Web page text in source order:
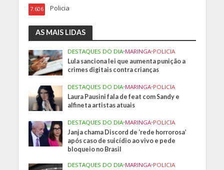
Policia
7.606
AS MAIS LIDAS
DESTAQUES DO DIA•MARINGA•POLICIA
Lula sanciona lei que aumenta punição a
crimes digitais contra crianças
DESTAQUES DO DIA•MARINGA•POLICIA
Laura Pausini fala de feat com Sandy e
alfineta artistas atuais
DESTAQUES DO DIA•MARINGA•POLICIA
Janja chama Discord de ‘rede horrorosa’
após caso de suicídio ao vivo e pede
bloqueio no Brasil
DESTAQUES DO DIA•MARINGA•POLICIA